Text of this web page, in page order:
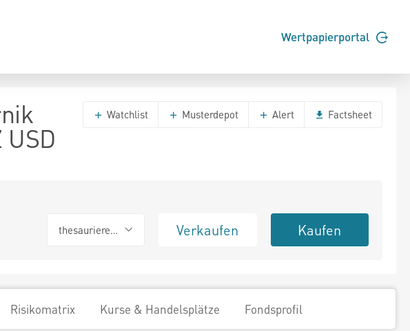
Wertpapierportal
Watchlist Musterdepot Alert Factsheet
thesaurierend Verkaufen Kaufen
Risikomatrix Kurse & Handelsplätze Fondsprofil